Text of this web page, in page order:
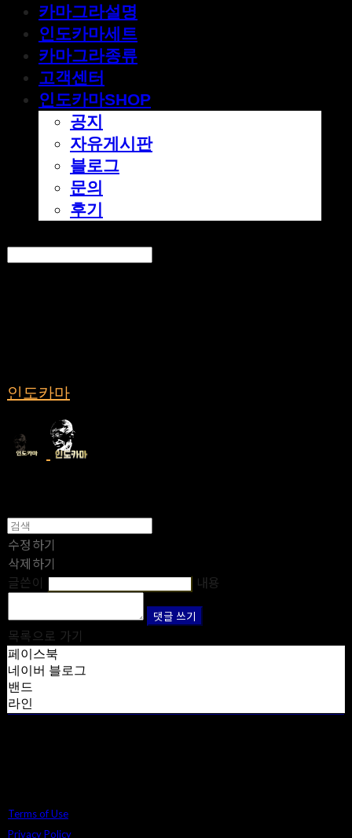
카마그라설명
인도카마세트
카마그라종류
고객센터
인도카마SHOP
공지
자유게시판
블로그
문의
후기
인도카마
수정하기
삭제하기
글쓴이
내용
댓글 쓰기
목록으로 가기
페이스북
네이버 블로그
밴드
라인
Terms of Use
Privacy Policy